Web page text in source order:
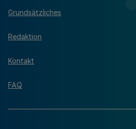
Grundsätzliches
Redaktion
Kontakt
FAQ